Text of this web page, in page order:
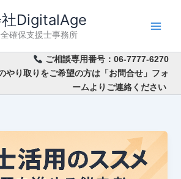
DigitalAge
確保支援士事務所
ご相談専用番号： 06-7777-6270
やり取りをご希望の方は「お問合せ」フォ
ームよりご連絡ください